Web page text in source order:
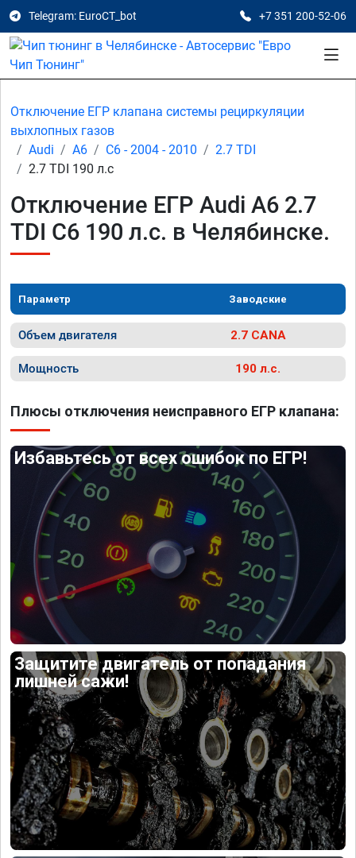
Telegram: EuroCT_bot +7 351 200-52-06
Отключение ЕГР клапана системы рециркуляции
выхлопных газов
Audi
A6 C6 - 2004 - 2010
2.7 TDI
2.7 TDI 190 л.с
Отключение ЕГР Audi A6 2.7
TDI C6 190 л.с. в Челябинске.
Параметр Заводские
Объем двигателя 2.7 CANA
Мощность 190 л.с.
Плюсы отключения неисправного ЕГР клапана:
Избавьтесь от всех ошибок по ЕГР!
Защитите двигатель от попадания
лишней сажи!